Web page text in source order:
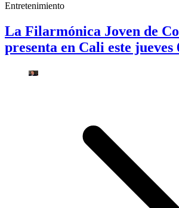
Entretenimiento
La Filarmónica Joven de
presenta en Cali este jueves